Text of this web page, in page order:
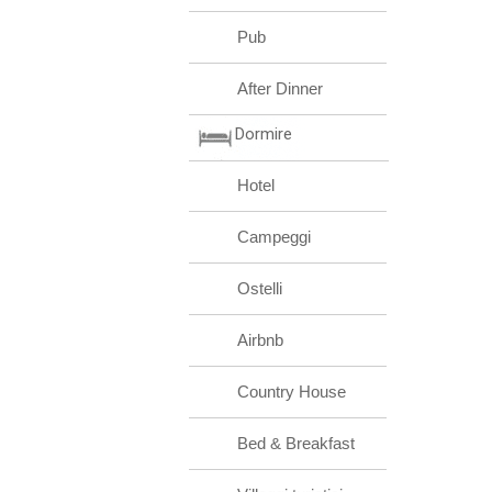
Pub
After Dinner
Dormire
Hotel
Campeggi
Ostelli
Airbnb
Country House
Bed & Breakfast